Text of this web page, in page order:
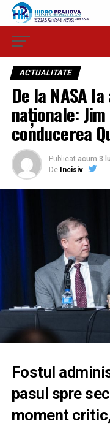
ACTUALITATE
De la NASA
naționale:
conducerea
Publicat acum 3
De Incisiv
Fostul
pasul spre
moment